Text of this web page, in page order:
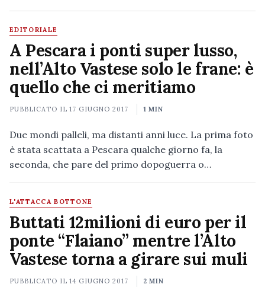
EDITORIALE
A Pescara i ponti super lusso,
nell’Alto Vastese solo le frane: è
quello che ci meritiamo
PUBBLICATO IL17 GIUGNO 2017 1 MIN
Due mondi palleli, ma distanti anni luce. La prima foto
è stata scattata a Pescara qualche giorno fa, la
seconda, che pare del primo dopoguerra o…
L'ATTACCA BOTTONE
Buttati 12milioni di euro per il
ponte “Flaiano” mentre l’Alto
Vastese torna a girare sui muli
PUBBLICATO IL14 GIUGNO 2017 2 MIN